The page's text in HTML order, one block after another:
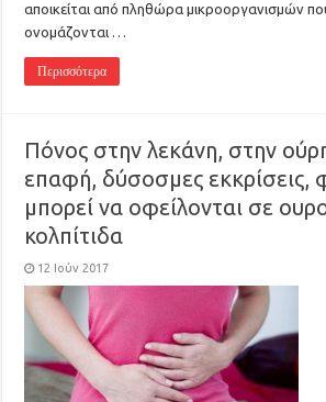
αποικείται από πληθώρα μικροοργανισμών
ονομάζονται …
Περισσότερα
Πόνος στην λεκάνη, στην
επαφή, δύσοσμες εκκρίσεις,
μπορεί να οφείλονται σε
κολπίτιδα
12 Ιούν 2017